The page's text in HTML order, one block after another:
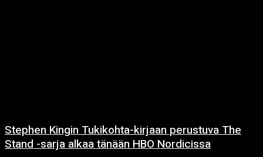
Stephen Kingin Tukikohta-kirjaan perustuva The
Stand -sarja alkaa tänään HBO Nordicissa